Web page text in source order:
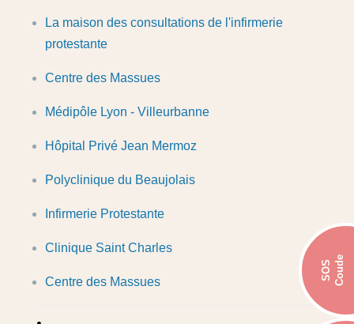
SOS Coude
La maison des consultations de l'infirmerie
protestante
Centre des Massues
Médipôle Lyon - Villeurbanne
Hôpital Privé Jean Mermoz
Polyclinique du Beaujolais
Infirmerie Protestante
Clinique Saint Charles
Centre des Massues